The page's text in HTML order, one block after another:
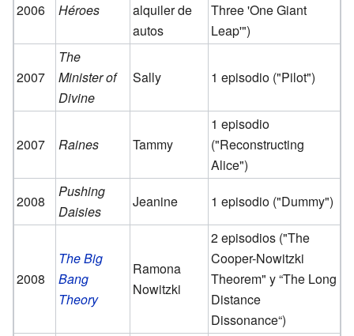
2006 Héroes
alquiler de
autos
Three 'One Giant
Leap'")
2007
The
Minister of
Divine
Sally 1 episodio ("Pilot")
2007 Raines Tammy
1 episodio
("Reconstructing
Alice")
2008
Pushing
Daisies
Jeanine 1 episodio ("Dummy")
2008
The Big
Bang
Theory
Ramona
Nowitzki
2 episodios ("The
Cooper-Nowitzki
Theorem" y “The Long
Distance
Dissonance“)